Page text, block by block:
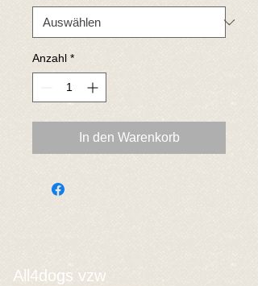
Anzahl *
In den Warenkorb
All4dogs vzw